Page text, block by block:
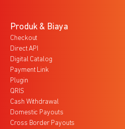
Produk & Biaya
Checkout
Direct API
Digital Catalog
Payment Link
Plugin
QRIS
Cash Withdrawal
Domestic Payouts
Cross Border Payouts